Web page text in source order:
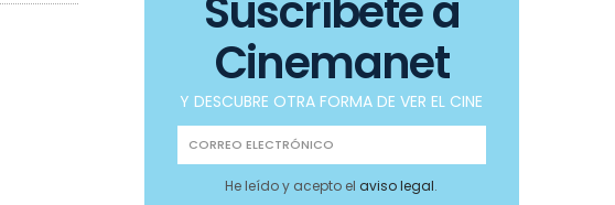
Suscríbete a
Cinemanet
Y DESCUBRE OTRA FORMA DE VER EL CINE
He leído y acepto elaviso legal.